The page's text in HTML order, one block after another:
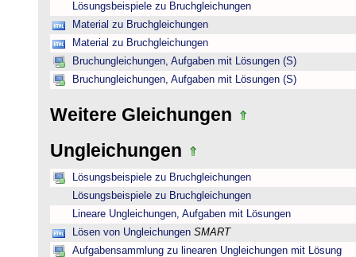
Lösungsbeispiele zu Bruchgleichungen
Material zu Bruchgleichungen
Material zu Bruchgleichungen
Bruchungleichungen, Aufgaben mit Lösungen (S)
Bruchungleichungen, Aufgaben mit Lösungen (S)
Weitere Gleichungen
Ungleichungen
Lösungsbeispiele zu Bruchgleichungen
Lösungsbeispiele zu Bruchgleichungen
Lineare Ungleichungen, Aufgaben mit Lösungen
Lösen von Ungleichungen SMART
Aufgabensammlung zu linearen Ungleichungen mit Lösung